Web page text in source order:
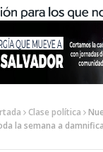
Clase política
la semana a